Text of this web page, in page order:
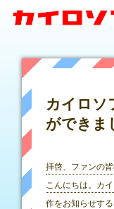
カイロソ
ができま
拝啓、ファンの皆
こんにちは。カ
作をお知らせす